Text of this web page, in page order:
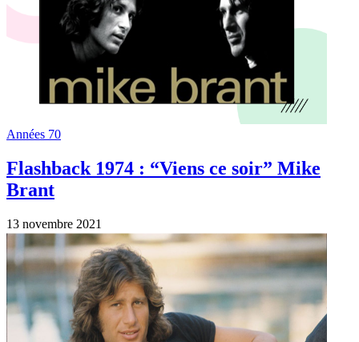
Années 70
Quand Mike Brant chantait “Laisse moi
t’aimer” en italien “Vorrei Vorrei”
13 octobre 2021